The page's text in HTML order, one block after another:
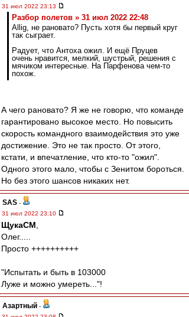
31 июл 2022 23:13
Разбор полетов » 31 июл 2022 22:48
Allig, не рановато? Пусть хотя бы первый круг
так сыграет.
Радует, что Антоха ожил. И ещё Пруцев
очень нравится, мелкий, шустрый, решения с
мячиком интересные. На Парфенова чем-то
похож.
А чего рановато? Я же не говорю, что команде
гарантировано высокое место. Но повысить
скорость командного взаимодействия это уже
достижение. Это не так просто. От этого,
кстати, и впечатление, что кто-то "ожил".
Одного этого мало, чтобы с Зенитом бороться.
Но без этого шансов никаких нет.
SAS -
31 июл 2022 23:10
ЩукаСМ
Олег.....
Просто ++++++++++
"Испытать и быть в 103000
Луже и можно умереть..."!
Азартный -